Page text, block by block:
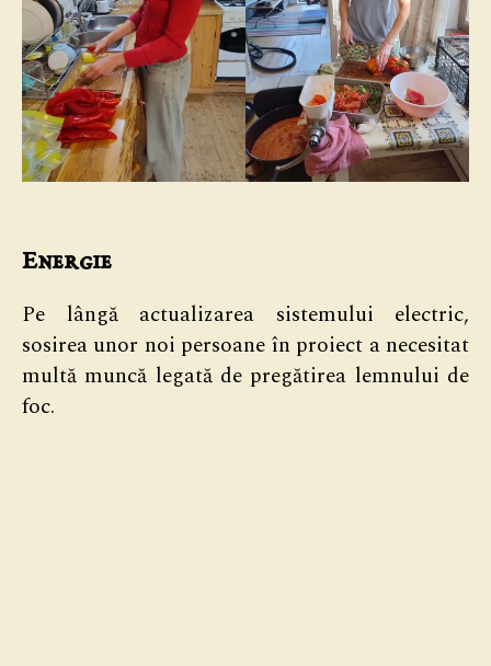
Energie
Pe lângă actualizarea sistemului electric,
sosirea unor noi persoane în proiect a necesitat
multă muncă legată de pregătirea lemnului de
foc.